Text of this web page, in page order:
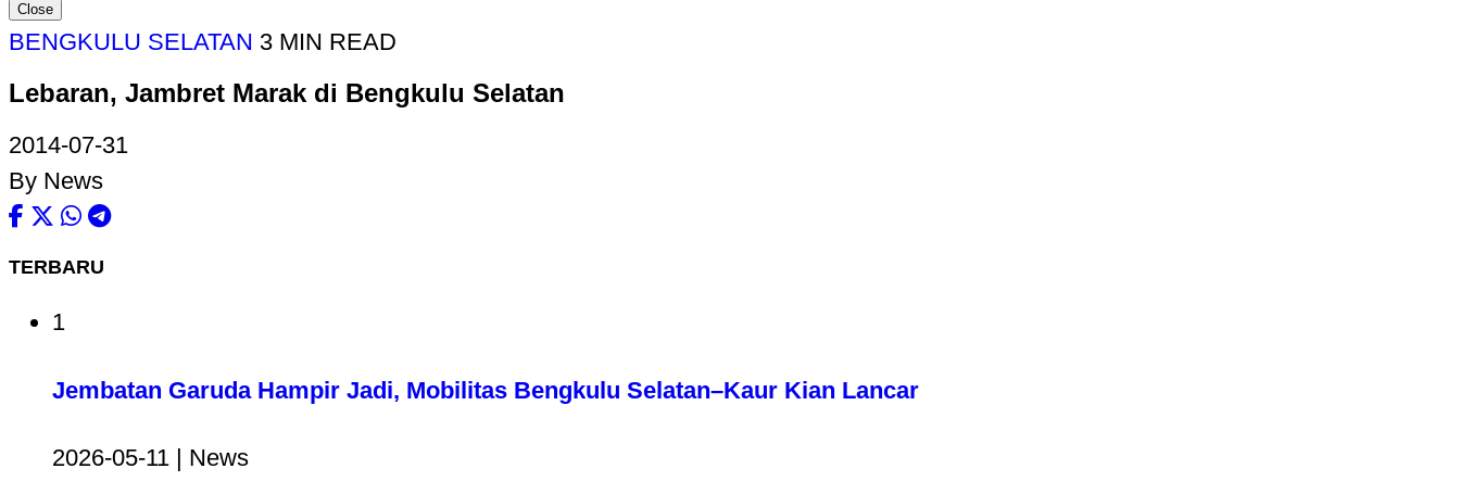
Close
BENGKULU SELATAN 3 MIN READ
Lebaran, Jambret Marak di Bengkulu Selatan
2014-07-31
By News
TERBARU
1
Jembatan Garuda Hampir Jadi, Mobilitas Bengkulu Selatan–Kaur Kian Lancar
2026-05-11 | News